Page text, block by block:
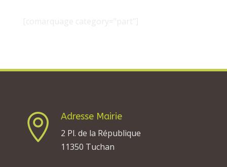

Adresse Mairie
2 Pl. de la République
11350 Tuchan